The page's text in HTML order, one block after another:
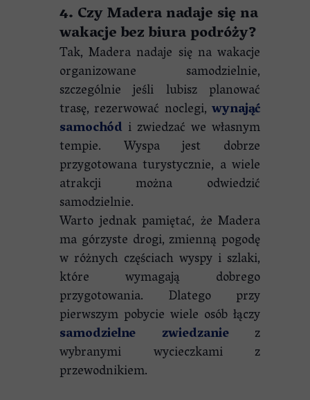
4. Czy Madera nadaje się na
wakacje bez biura podróży?
Tak, Madera nadaje się na wakacje
organizowane samodzielnie,
szczególnie jeśli lubisz planować
trasę, rezerwować noclegi, wynająć
samochód i zwiedzać we własnym
tempie. Wyspa jest dobrze
przygotowana turystycznie, a wiele
atrakcji można odwiedzić
samodzielnie.
Warto jednak pamiętać, że Madera
ma górzyste drogi, zmienną pogodę
w różnych częściach wyspy i szlaki,
które wymagają dobrego
przygotowania. Dlatego przy
pierwszym pobycie wiele osób łączy
samodzielne zwiedzaniez
wybranymi wycieczkami z
przewodnikiem.